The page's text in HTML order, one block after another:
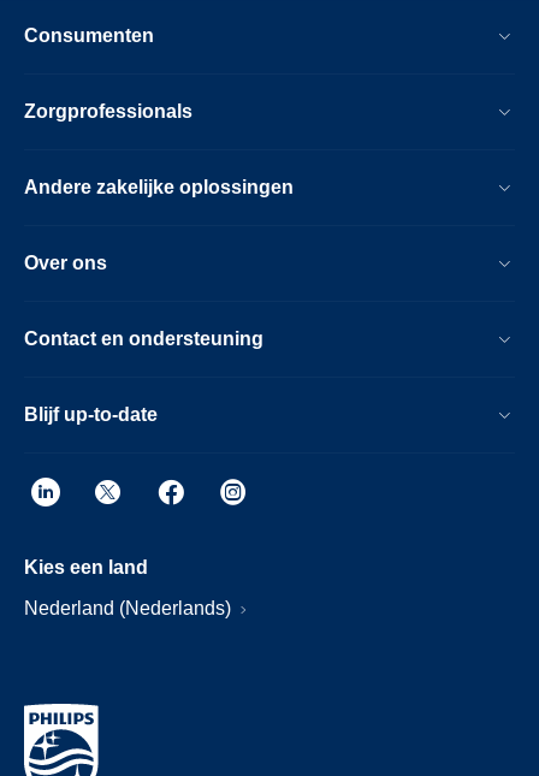
Consumenten
Zorgprofessionals
Andere zakelijke oplossingen
Over ons
Contact en ondersteuning
Blijf up-to-date
Kies een land
Nederland (Nederlands)